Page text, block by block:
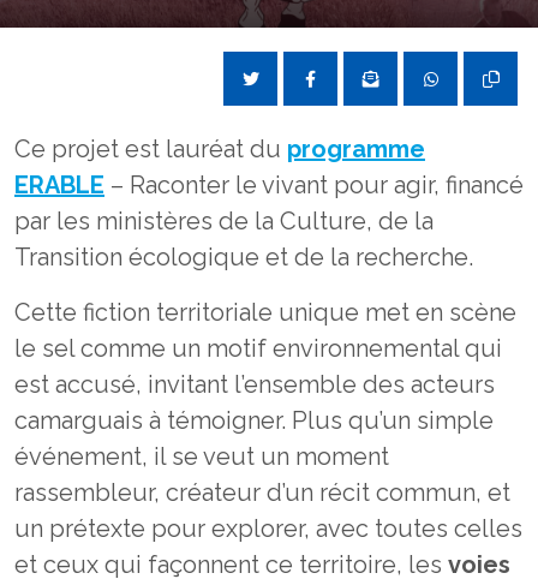
Ce projet est lauréat du programme
ERABLE – Raconter le vivant pour agir, financé
par les ministères de la Culture, de la
Transition écologique et de la recherche.
Cette fiction territoriale unique met en scène
le sel comme un motif environnemental qui
est accusé, invitant l’ensemble des acteurs
camarguais à témoigner. Plus qu’un simple
événement, il se veut un moment
rassembleur, créateur d’un récit commun, et
un prétexte pour explorer, avec toutes celles
et ceux qui façonnent ce territoire, les voies